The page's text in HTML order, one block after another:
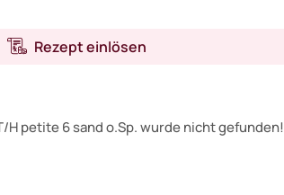
Rezept einlösen
H petite 6 sand o.Sp. wurde nicht gefunden!